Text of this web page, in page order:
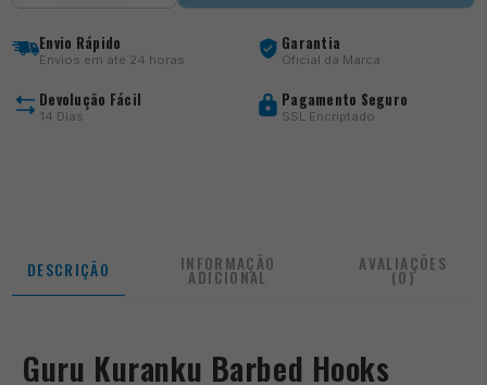
HooksEnvio Rápido
Envios em até 24 horas
Garantia
Oficial da Marca
Devolução Fácil
14 Dias
Pagamento Seguro
SSL Encriptado
DESCRIÇÃO INFORMAÇÃO
ADICIONAL
AVALIAÇÕES
(0)
Guru Kuranku Barbed Hooks